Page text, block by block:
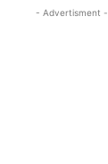
- Advertisment -